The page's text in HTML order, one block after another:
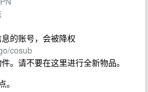
的账号，会被降权
cosub
。请不要在这里进行全新物品。